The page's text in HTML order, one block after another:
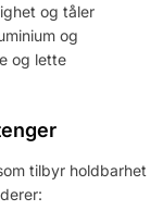
og tåler
og
og lette
tilbyr holdbarhet